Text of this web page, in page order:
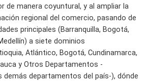
de manera coyuntural, y al ampliar la
regional del comercio, pasando de
principales (Barranquilla, Bogotá,
a siete dominios
Atlántico, Bogotá, Cundinamarca,
y Otros Departamentos -
demás departamentos del país-), dónde